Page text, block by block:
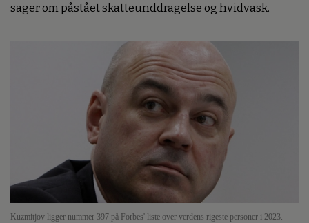
sager om påstået skatteunddragelse og hvidvask.
Kuzmitjov ligger nummer 397 på Forbes' liste over verdens rigeste personer i 2023.